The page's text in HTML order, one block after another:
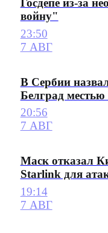
Госдепе из-за
войну"
23:50
7 АВГ
В Сербии
Белград
20:56
7 АВГ
Маск отказал
Starlink для
19:14
7 АВГ